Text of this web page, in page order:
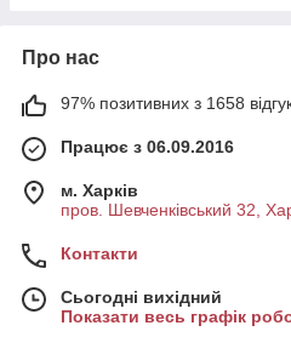
Про нас
97% позитивних з 1658
Працює з 06.09.2016
м. Харків
пров. Шевченківський 32,
Контакти
Сьогодні вихідний
Показати весь графік